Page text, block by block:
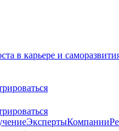
в карьере и
ЭкспертыКомпании